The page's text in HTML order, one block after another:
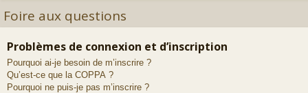
s
Foire aux questions
Problèmes de connexion et d’inscription
Pourquoi ai-je besoin de m’inscrire ?
Qu’est-ce que la COPPA ?
Pourquoi ne puis-je pas m’inscrire ?